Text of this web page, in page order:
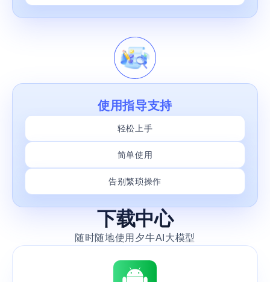
使用指导支持
轻松上手
简单使用
告别繁琐操作
下载中心
随时随地使用夕牛AI大模型